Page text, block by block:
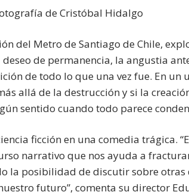
de Cristóbal Hidalgo
del Metro de Santiago de Chile,
de permanencia, la angustia
de todo lo que una vez fue. En un
allá de la destrucción y si la
sentido cuando todo parece
ficción en una comedia trágica.
narrativo que nos ayuda a
la posibilidad de discutir sobre otras
futuro”, comenta su director